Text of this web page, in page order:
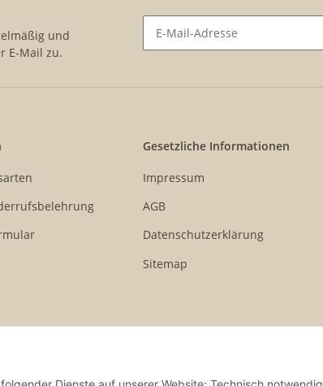
und
E-Mail zu.
Gesetzliche Informationen
Impressum
AGB
Datenschutzerklärung
Sitemap